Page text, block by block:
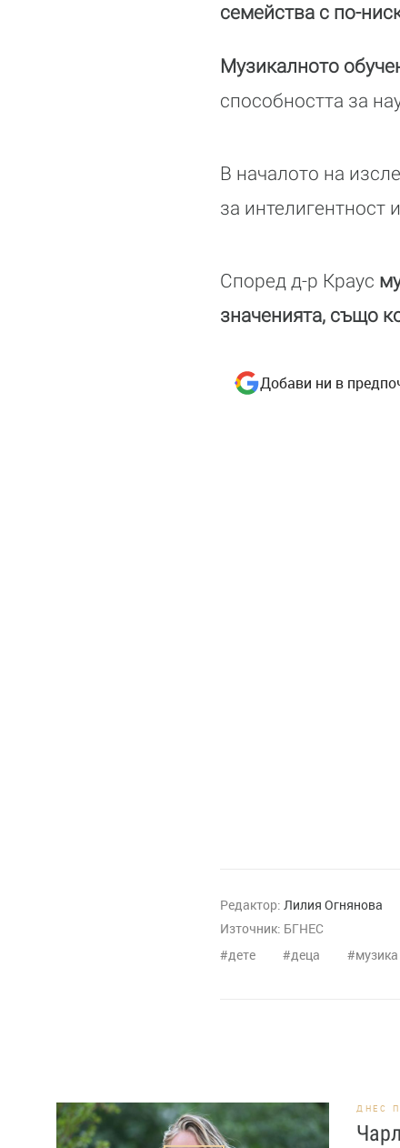
семейства с по-
Музикалното
способността за
В началото на
за интелигентност
Според д-р Краус
значенията, също
Добави ни в
Редактор: Лилия Огнянова
Източник: БГНЕС
дете
деца музика
ДНЕС